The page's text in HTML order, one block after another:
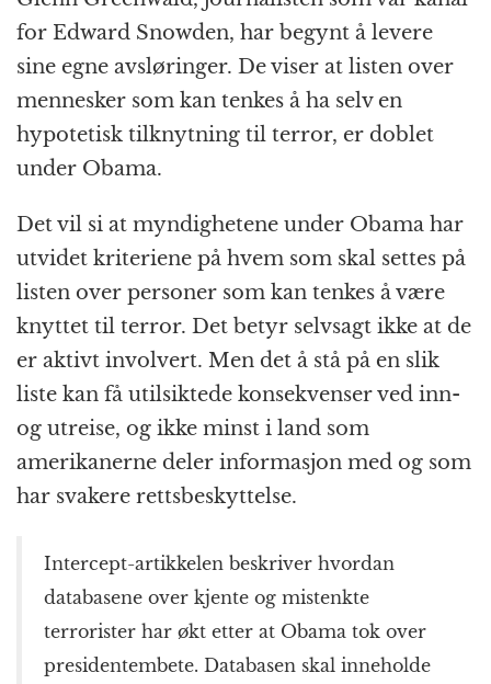
c
e
b
o
o
k
ss
e
n
g
e
r
at
s
A
p
p
a
p
c
h
at
e
g
r
a
m
n
t
ai
l
for Edward Snowden, har begynt å levere
sine egne avsløringer. De viser at listen over
mennesker som kan tenkes å ha selv en
hypotetisk tilknytning til terror, er doblet
under Obama.
Det vil si at myndighetene under Obama har
utvidet kriteriene på hvem som skal settes på
listen over personer som kan tenkes å være
knyttet til terror. Det betyr selvsagt ikke at de
er aktivt involvert. Men det å stå på en slik
liste kan få utilsiktede konsekvenser ved inn-
og utreise, og ikke minst i land som
amerikanerne deler informasjon med og som
har svakere rettsbeskyttelse.
Intercept-artikkelen beskriver hvordan
databasene over kjente og mistenkte
terrorister har økt etter at Obama tok over
presidentembete. Databasen skal inneholde